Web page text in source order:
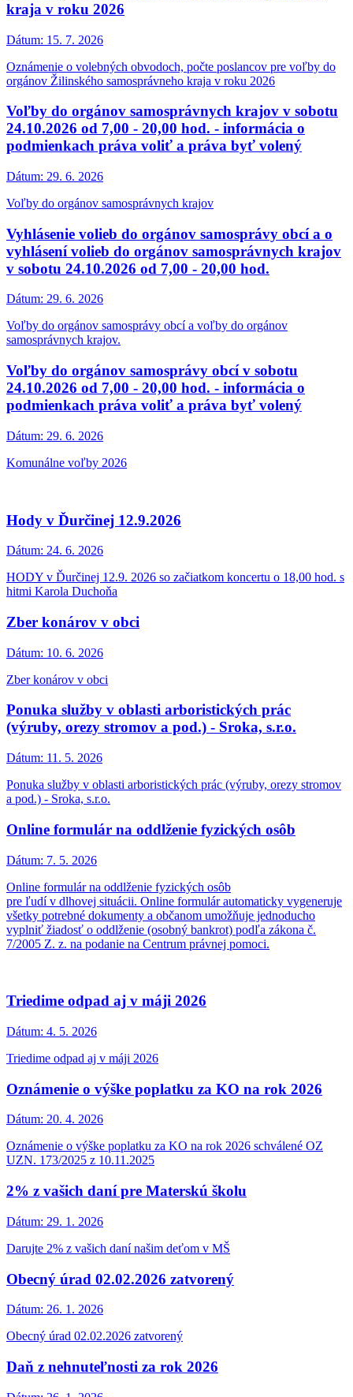
kraja v roku 2026
Dátum: 15. 7. 2026
Oznámenie o volebných obvodoch, počte poslancov pre voľby do
orgánov Žilinského samosprávneho kraja v roku 2026
Voľby do orgánov samosprávnych krajov v sobotu
24.10.2026 od 7,00 - 20,00 hod. - informácia o
podmienkach práva voliť a práva byť volený
Dátum: 29. 6. 2026
Voľby do orgánov samosprávnych krajov
Vyhlásenie volieb do orgánov samosprávy obcí a o
vyhlásení volieb do orgánov samosprávnych krajov
v sobotu 24.10.2026 od 7,00 - 20,00 hod.
Dátum: 29. 6. 2026
Voľby do orgánov samosprávy obcí a voľby do orgánov
samosprávnych krajov.
Voľby do orgánov samosprávy obcí v sobotu
24.10.2026 od 7,00 - 20,00 hod. - informácia o
podmienkach práva voliť a práva byť volený
Dátum: 29. 6. 2026
Komunálne voľby 2026
Hody v Ďurčinej 12.9.2026
Dátum: 24. 6. 2026
HODY v Ďurčinej 12.9. 2026 so začiatkom koncertu o 18,00 hod. s
hitmi Karola Duchoňa
Zber konárov v obci
Dátum: 10. 6. 2026
Zber konárov v obci
Ponuka služby v oblasti arboristických prác
(výruby, orezy stromov a pod.) - Sroka, s.r.o.
Dátum: 11. 5. 2026
Ponuka služby v oblasti arboristických prác (výruby, orezy stromov
a pod.) - Sroka, s.r.o.
Online formulár na oddlženie fyzických osôb
Dátum: 7. 5. 2026
Online formulár na oddlženie fyzických osôb
pre ľudí v dlhovej situácii. Online formulár automaticky vygeneruje
všetky potrebné dokumenty a občanom umožňuje jednoducho
vyplniť žiadosť o oddlženie (osobný bankrot) podľa zákona č.
7/2005 Z. z. na podanie na Centrum právnej pomoci.
Triedime odpad aj v máji 2026
Dátum: 4. 5. 2026
Triedime odpad aj v máji 2026
Oznámenie o výške poplatku za KO na rok 2026
Dátum: 20. 4. 2026
Oznámenie o výške poplatku za KO na rok 2026 schválené OZ
UZN. 173/2025 z 10.11.2025
2% z vašich daní pre Materskú školu
Dátum: 29. 1. 2026
Darujte 2% z vašich daní našim deťom v MŠ
Obecný úrad 02.02.2026 zatvorený
Dátum: 26. 1. 2026
Obecný úrad 02.02.2026 zatvorený
Daň z nehnuteľnosti za rok 2026